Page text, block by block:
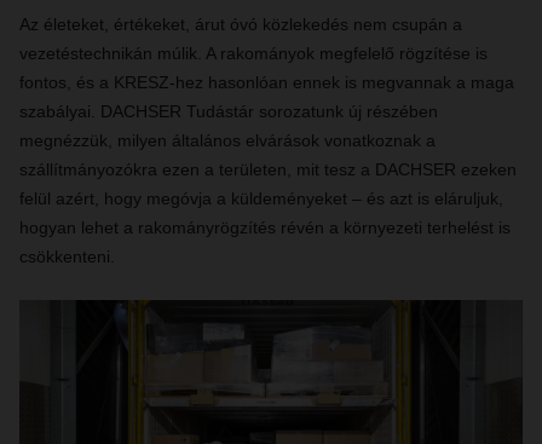
Az életeket, értékeket, árut óvó közlekedés nem csupán a
vezetéstechnikán múlik. A rakományok megfelelő rögzítése is
fontos, és a KRESZ-hez hasonlóan ennek is megvannak a maga
szabályai. DACHSER Tudástár sorozatunk új részében
megnézzük, milyen általános elvárások vonatkoznak a
szállítmányozókra ezen a területen, mit tesz a DACHSER ezeken
felül azért, hogy megóvja a küldeményeket – és azt is eláruljuk,
hogyan lehet a rakományrögzítés révén a környezeti terhelést is
csökkenteni.